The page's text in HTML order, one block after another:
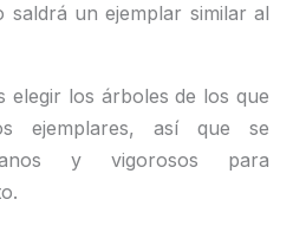
un ejemplar similar al
elegir los árboles de los que
ejemplares, así que se
y vigorosos para